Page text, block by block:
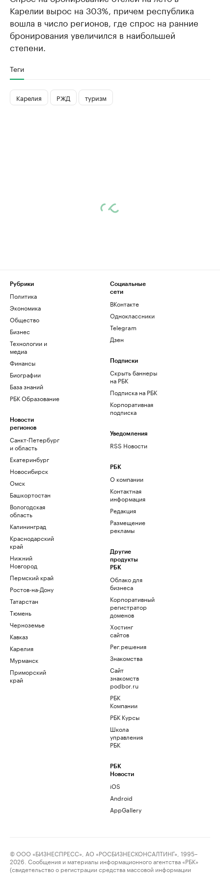
Карелии вырос на 303%, причем республика
вошла в число регионов, где спрос на ранние
бронирования увеличился в наибольшей
степени.
Теги
Карелия РЖД туризм
Рубрики
Политика
Экономика
Общество
Бизнес
Технологии и
медиа
Финансы
Биографии
База знаний
РБК Образование
Новости
регионов
Санкт-Петербург
и область
Екатеринбург
Новосибирск
Омск
Башкортостан
Вологодская
область
Калининград
Краснодарский
край
Нижний
Новгород
Пермский край
Ростов-на-Дону
Татарстан
Тюмень
Черноземье
Кавказ
Карелия
Мурманск
Приморский
край
Социальные
сети
ВКонтакте
Одноклассники
Telegram
Дзен
Подписки
Скрыть баннеры
на РБК
Подписка на РБК
Корпоративная
подписка
Уведомления
RSS Новости
РБК
О компании
Контактная
информация
Редакция
Размещение
рекламы
Другие
продукты
РБК
Облако для
бизнеса
Корпоративный
регистратор
доменов
Хостинг
сайтов
Рег.решения
Знакомства
Сайт
знакомств
podbor.ru
РБК
Компании
РБК Курсы
Школа
управления
РБК
РБК
Новости
iOS
Android
AppGallery
© ООО «БИЗНЕСПРЕСС», АО «РОСБИЗНЕСКОНСАЛТИНГ», 1995–
2026. Сообщения и материалы информационного агентства «РБК»
(свидетельство о регистрации средства массовой информации